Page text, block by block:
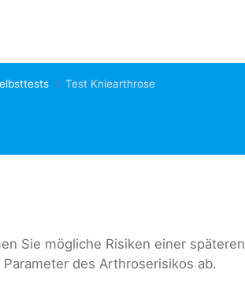
Test Kniearthrose
Sie mögliche Risiken einer späteren
des Arthroserisikos ab.